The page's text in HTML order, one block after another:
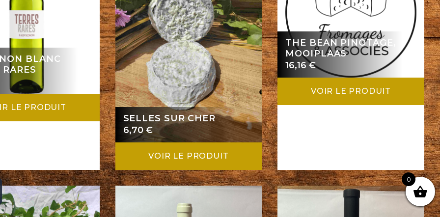
BLANC
LE PRODUIT
SELLES SUR CHER
6,70€
VOIR LE PRODUIT
THE BEAN PINOTAGE,
MOOIPLAAS
16,16€
VOIR LE PRODUIT
0